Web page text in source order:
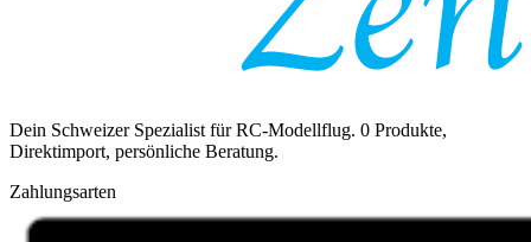
Dein Schweizer Spezialist für RC-Modellflug. 0 Produkte,
Direktimport, persönliche Beratung.
Zahlungsarten